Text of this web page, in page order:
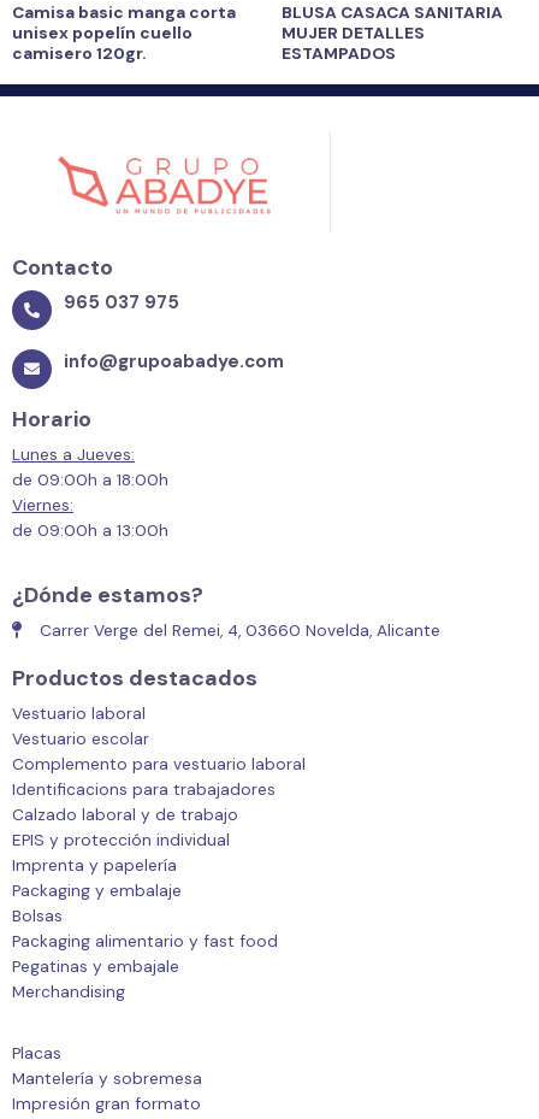
Camisa basic manga corta
unisex popelín cuello
camisero 120gr.
BLUSA CASACA SANITARIA
MUJER DETALLES
ESTAMPADOS
Contacto
965 037 975
info@grupoabadye.com
Horario
Lunes a Jueves:
de 09:00h a 18:00h
Viernes:
de 09:00h a 13:00h
¿Dónde estamos?
Carrer Verge del Remei, 4, 03660 Novelda, Alicante
Productos destacados
Vestuario laboral
Vestuario escolar
Complemento para vestuario laboral
Identificacions para trabajadores
Calzado laboral y de trabajo
EPIS y protección individual
Imprenta y papelería
Packaging y embalaje
Bolsas
Packaging alimentario y fast food
Pegatinas y embajale
Merchandising
Placas
Mantelería y sobremesa
Impresión gran formato